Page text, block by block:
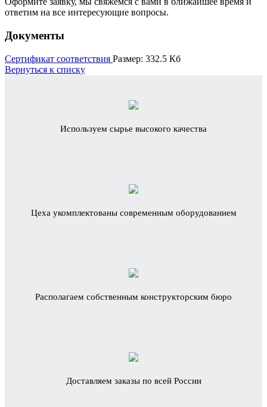
ответим на все интересующие вопросы.
Документы
Сертификат соответствия Размер: 332.5 Кб
Вернуться к списку
Используем сырье высокого качества
Цеха укомплектованы современным оборудованием
Располагаем собственным конструкторским бюро
Доставляем заказы по всей России